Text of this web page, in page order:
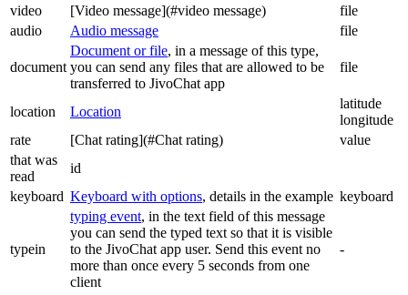
video
[Video message](#video message)
file
audio
Audio message file
document
Document or file, in a message of this type,
you can send any files that are allowed to be
transferred to JivoChat app
file
location Location
latitude
longitude
rate
[Chat rating](#Chat rating)
value
that was
read
id
keyboard Keyboard with options, details in the example keyboard
typein
typing event, in the text field of this message
you can send the typed text so that it is visible
to the JivoChat app user. Send this event no
more than once every 5 seconds from one
client
-